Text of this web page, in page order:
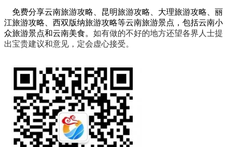
免费分享云南旅游攻略、昆明旅游攻略、大理旅游攻略、丽
江旅游攻略、西双版纳旅游攻略等云南旅游景点，包括云南小
众旅游景点和云南美食。 如有做的不好的地方还望各界人士提
出宝贵建议和意见，定会虚心接受。